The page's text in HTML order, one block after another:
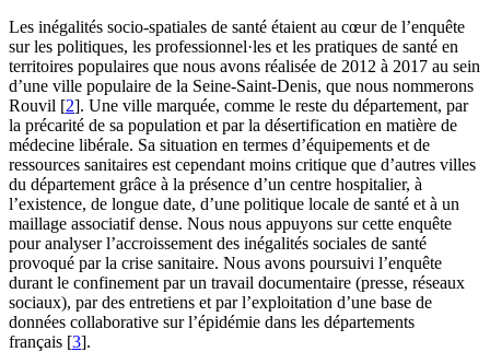
Les inégalités socio-spatiales de santé étaient au cœur de l’enquête
sur les politiques, les professionnel·les et les pratiques de santé en
territoires populaires que nous avons réalisée de 2012 à 2017 au sein
d’une ville populaire de la Seine-Saint-Denis, que nous nommerons
Rouvil [2]. Une ville marquée, comme le reste du département, par
la précarité de sa population et par la désertification en matière de
médecine libérale. Sa situation en termes d’équipements et de
ressources sanitaires est cependant moins critique que d’autres villes
du département grâce à la présence d’un centre hospitalier, à
l’existence, de longue date, d’une politique locale de santé et à un
maillage associatif dense. Nous nous appuyons sur cette enquête
pour analyser l’accroissement des inégalités sociales de santé
provoqué par la crise sanitaire. Nous avons poursuivi l’enquête
durant le confinement par un travail documentaire (presse, réseaux
sociaux), par des entretiens et par l’exploitation d’une base de
données collaborative sur l’épidémie dans les départements
français [3].